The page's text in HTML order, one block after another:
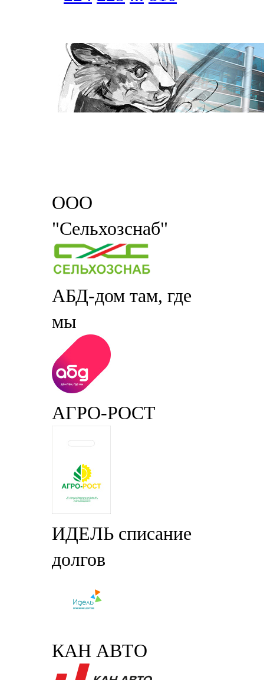
ООО
"Сельхозснаб"
АБД-дом там, где
мы
АГРО-РОСТ
ИДЕЛЬ списание
долгов
КАН АВТО